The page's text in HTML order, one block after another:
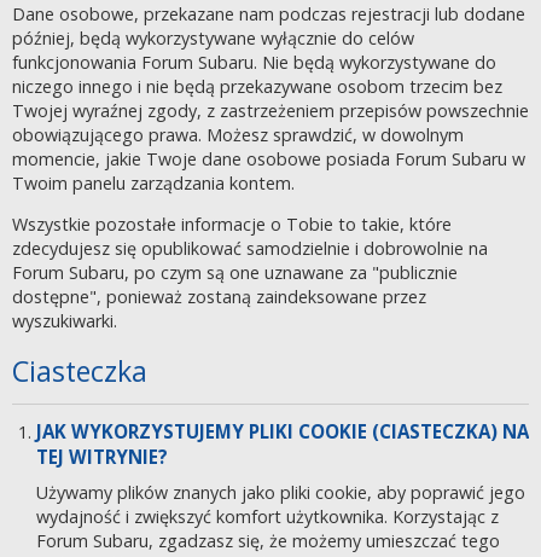
Dane osobowe, przekazane nam podczas rejestracji lub dodane
później, będą wykorzystywane wyłącznie do celów
funkcjonowania Forum Subaru. Nie będą wykorzystywane do
niczego innego i nie będą przekazywane osobom trzecim bez
Twojej wyraźnej zgody, z zastrzeżeniem przepisów powszechnie
obowiązującego prawa. Możesz sprawdzić, w dowolnym
momencie, jakie Twoje dane osobowe posiada Forum Subaru w
Twoim panelu zarządzania kontem.
Wszystkie pozostałe informacje o Tobie to takie, które
zdecydujesz się opublikować samodzielnie i dobrowolnie na
Forum Subaru, po czym są one uznawane za "publicznie
dostępne", ponieważ zostaną zaindeksowane przez
wyszukiwarki.
Ciasteczka
JAK WYKORZYSTUJEMY PLIKI COOKIE (CIASTECZKA) NA
TEJ WITRYNIE?
Używamy plików znanych jako pliki cookie, aby poprawić jego
wydajność i zwiększyć komfort użytkownika. Korzystając z
Forum Subaru, zgadzasz się, że możemy umieszczać tego